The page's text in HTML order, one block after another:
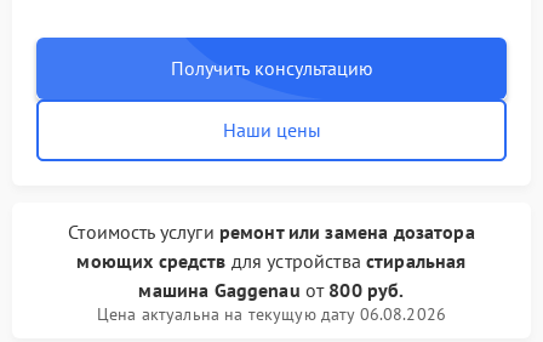
Получить консультацию
Наши цены
Стоимость услуги ремонт или замена дозатора
моющих средств для устройства стиральная
машина Gaggenau от 800 руб.
Цена актуальна на текущую дату 06.08.2026